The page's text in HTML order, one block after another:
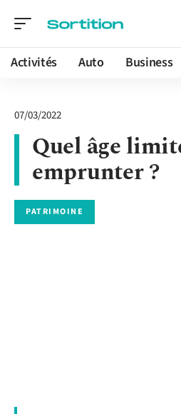
Activités Auto Business
07/03/2022
Quel âge
emprunter ?
PATRIMOINE